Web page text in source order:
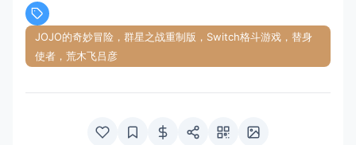
JOJO的奇妙冒险，群星之战重制版，Switch格斗游戏，替身
使者，荒木飞吕彦